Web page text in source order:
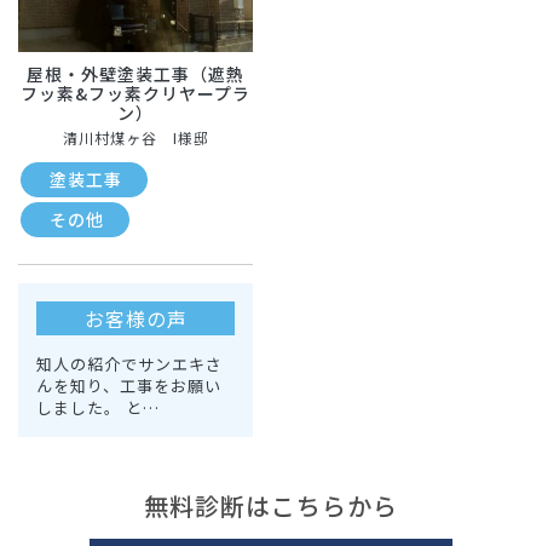
屋根・外壁塗装工事（遮熱
フッ素&フッ素クリヤープラ
ン）
清川村煤ヶ谷 I様邸
塗装工事
その他
お客様の声
知人の紹介でサンエキさ
んを知り、工事をお願い
しました。 と…
無料診断はこちらから